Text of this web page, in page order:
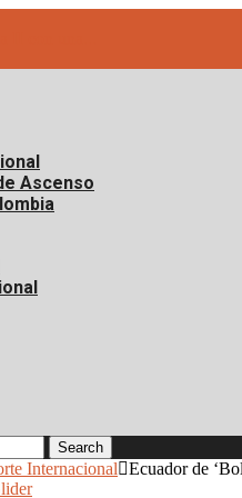
Ascenso
Search
Internacional
Ecuador de